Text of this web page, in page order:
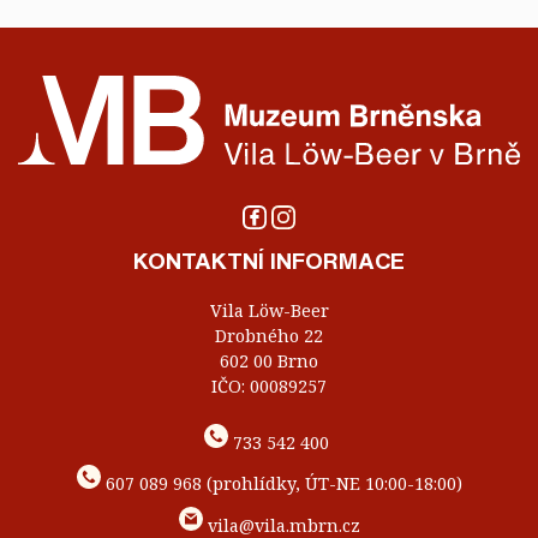
KONTAKTNÍ INFORMACE
Vila Löw-Beer
Drobného 22
602 00 Brno
IČO: 00089257
733 542 400
607 089 968 (prohlídky, ÚT-NE 10:00-18:00)
vila@vila.mbrn.cz